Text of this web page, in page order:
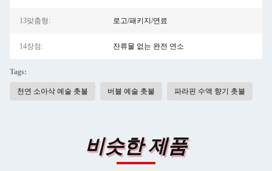
13맞춤형: 로고/패키지/연료
14장점: 잔류물 없는 완전 연소
Tags:
천연 소아삭 예술 촛불 버블 예술 촛불 파라핀 수액 향기 촛불
비슷한 제품